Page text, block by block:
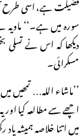
فضیلت ہے، اسی طرح
سورہ میں ہے۔‘‘
دیکھا کہ اس نے تسلی
مسکرائی۔
’’ماشاء اللہ… تمھیں
میں اتنا خلاصہ ہمیشہ